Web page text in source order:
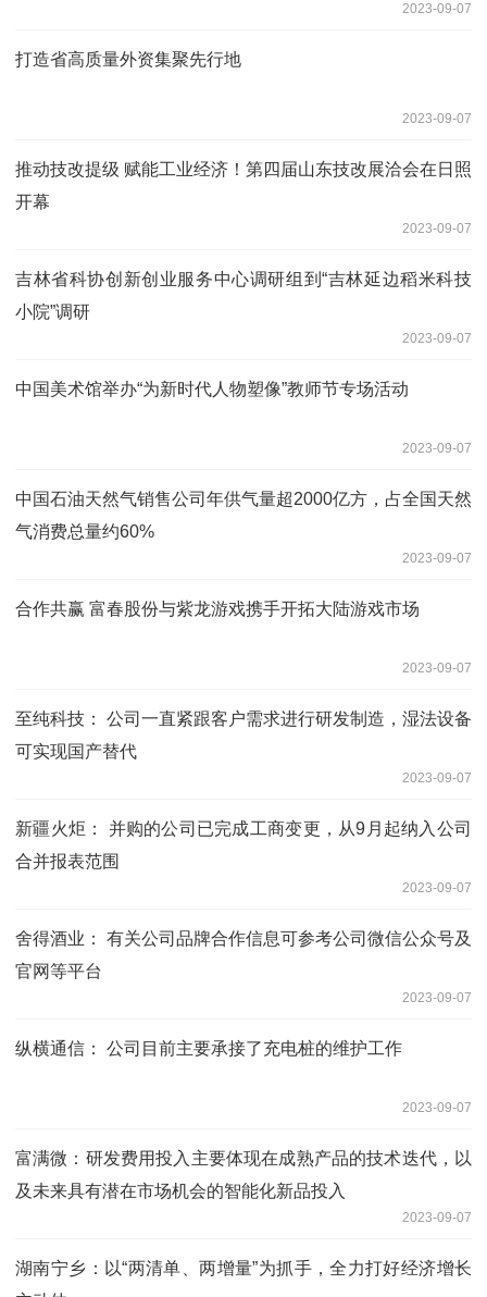
2023-09-07
打造省高质量外资集聚先行地
2023-09-07
推动技改提级 赋能工业经济！第四届山东技改展洽会在日照
开幕
2023-09-07
吉林省科协创新创业服务中心调研组到“吉林延边稻米科技
小院”调研
2023-09-07
中国美术馆举办“为新时代人物塑像”教师节专场活动
2023-09-07
中国石油天然气销售公司年供气量超2000亿方，占全国天然
气消费总量约60%
2023-09-07
合作共赢 富春股份与紫龙游戏携手开拓大陆游戏市场
2023-09-07
至纯科技： 公司一直紧跟客户需求进行研发制造，湿法设备
可实现国产替代
2023-09-07
新疆火炬： 并购的公司已完成工商变更，从9月起纳入公司
合并报表范围
2023-09-07
舍得酒业： 有关公司品牌合作信息可参考公司微信公众号及
官网等平台
2023-09-07
纵横通信： 公司目前主要承接了充电桩的维护工作
2023-09-07
富满微：研发费用投入主要体现在成熟产品的技术迭代，以
及未来具有潜在市场机会的智能化新品投入
2023-09-07
湖南宁乡：以“两清单、两增量”为抓手，全力打好经济增长